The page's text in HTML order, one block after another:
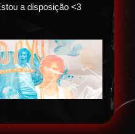
a disposição <3